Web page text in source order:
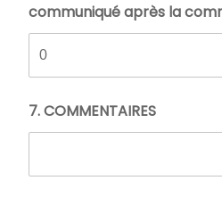
communiqué après la
7. COMMENTAIRES